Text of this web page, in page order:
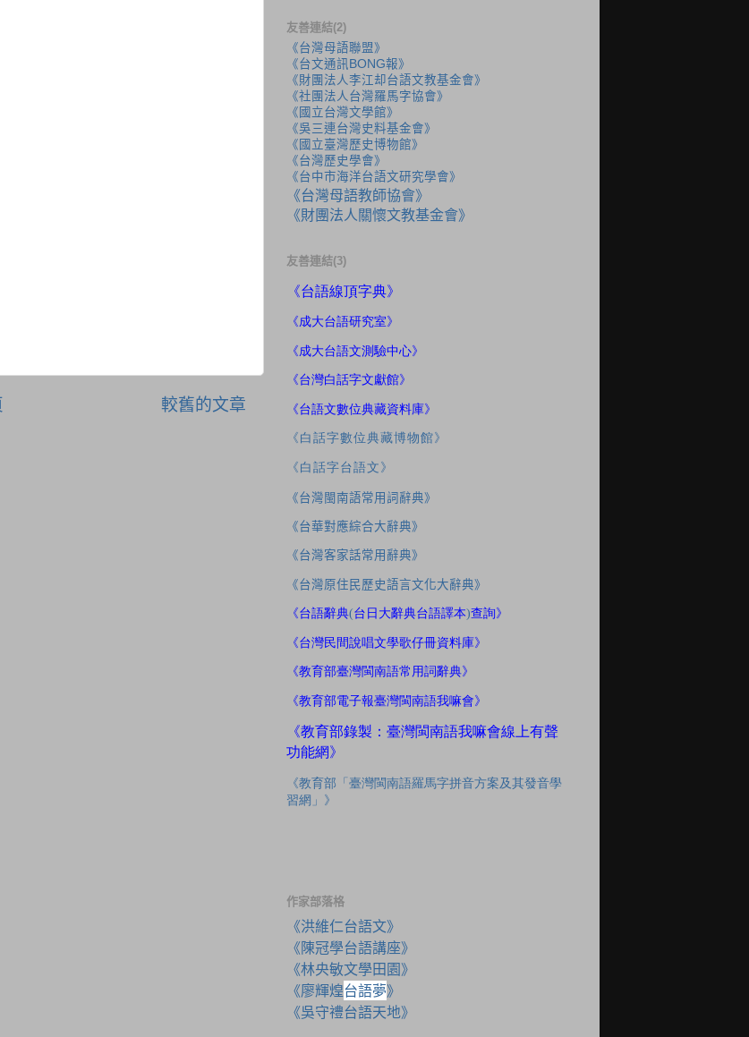
較舊的文章
友善連結(2)
《台灣母語聯盟》
《台文通訊BONG報》
《財團法人李江却台語文教基金會》
《社團法人台灣羅馬字協會》
《國立台灣文學館》
《吳三連台灣史料基金會》
《國立臺灣歷史博物館》
《台灣歷史學會》
《台中市海洋台語文研究學會》
《台灣母語教師協會》
《財團法人關懷文教基金會》
友善連結(3)
《台語線頂字典》
《成大台語研究室》
《成大台語文測驗中心》
《台灣白話字文獻館》
《台語文數位典藏資料庫》
《白話字數位典藏博物館》
《白話字台語文》
《台灣閩南語常用詞辭典》
《台華對應綜合大辭典》
《台灣客家話常用辭典》
《台灣原住民歷史語言文化大辭典》
《台語辭典(台日大辭典台語譯本)查詢》
《台灣民間說唱文學歌仔冊資料庫》
《教育部臺灣閩南語常用詞辭典》
《教育部電子報臺灣閩南語我嘛會》
《教育部錄製：臺灣閩南語我嘛會線上有聲
功能網》
《教育部「臺灣閩南語羅馬字拼音方案及其發音學
習網」》
作家部落格
《洪維仁台語文》
《陳冠學台語講座》
《林央敏文學田園》
《廖輝煌台語夢》
《吳守禮台語天地》